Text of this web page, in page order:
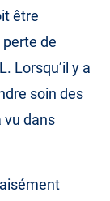
être
de
Lorsqu’il y a
soin des
vu dans